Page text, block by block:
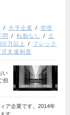
大手企業
管理
問 転勤なし
土
万以上
フレック
児支援制度
い
担
ア企業です。2014年